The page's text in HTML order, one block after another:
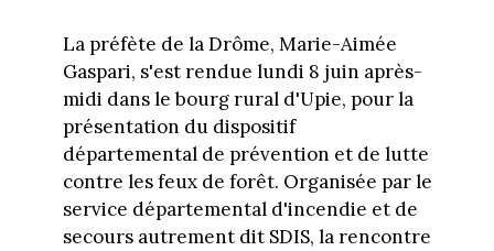
La préfète de la Drôme, Marie-Aimée
Gaspari, s'est rendue lundi 8 juin après-
midi dans le bourg rural d'Upie, pour la
présentation du dispositif
départemental de prévention et de lutte
contre les feux de forêt. Organisée par le
service départemental d'incendie et de
secours autrement dit SDIS, la rencontre